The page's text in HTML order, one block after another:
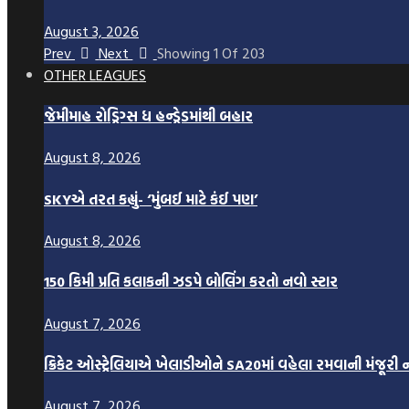
August 3, 2026
Prev
Next Showing 1 Of 203
OTHER LEAGUES
જેમીમાહ રોડ્રિગ્સ ધ હન્ડ્રેડમાંથી બહાર
August 8, 2026
SKYએ તરત કહ્યું- ‘મુંબઈ માટે કંઈ પણ’
August 8, 2026
150 કિમી પ્રતિ કલાકની ઝડપે બોલિંગ કરતો નવો સ્ટાર
August 7, 2026
ક્રિકેટ ઓસ્ટ્રેલિયાએ ખેલાડીઓને SA20માં વહેલા રમવાની